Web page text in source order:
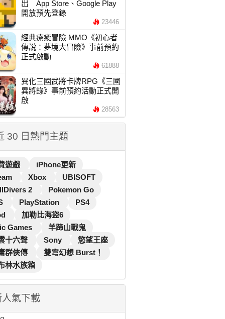
出 App Store、Google Play
開放預先登錄
23446
經典療癒冒險 MMO《初心者
傳說：夢境大冒險》事前預約
正式啟動
61888
異化三國武將卡牌RPG《三國
異將錄》事前預約活動正式開
啟
28563
30 日熱門主題
遊戲
iPhone更新
Xbox
UBISOFT
2
Pokemon Go
PlayStation
PS4
加勒比海盜6
Games
羊蹄山戰鬼
十六聲
Sony
慾望王座
群俠傳
雙穹幻想 Burst！
林水族箱
氣下載